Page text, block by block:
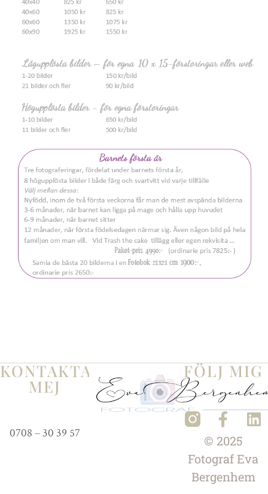
KONTAKTA
MEJ
0708 – 30 39 57
FÖLJ MIG
© 2025
Fotograf Eva
Bergenhem